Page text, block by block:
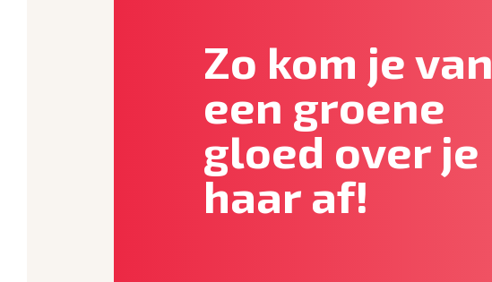
Zo kom je van
een groene
gloed over je
haar af!